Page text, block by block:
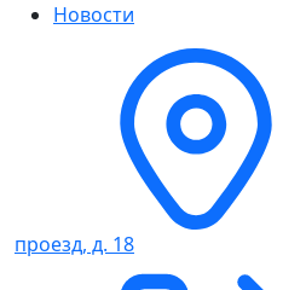
Новости
проезд, д. 18